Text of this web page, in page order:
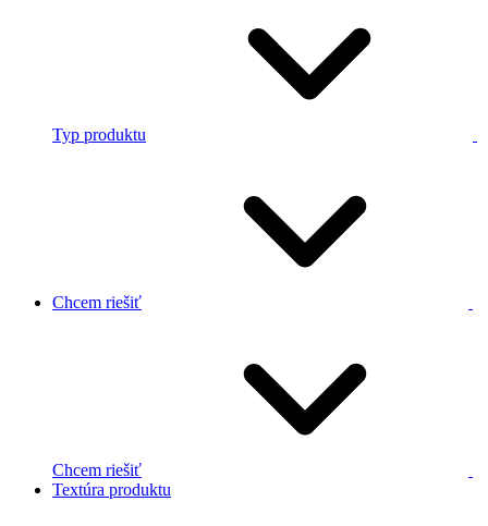
Typ produktu
Chcem riešiť
Chcem riešiť
Textúra produktu